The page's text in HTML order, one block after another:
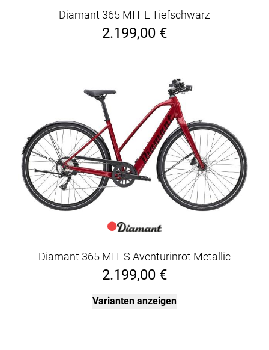
Diamant 365 MIT L Tiefschwarz
2.199,00 €
Diamant 365 MIT S Aventurinrot Metallic
2.199,00 €
Varianten anzeigen